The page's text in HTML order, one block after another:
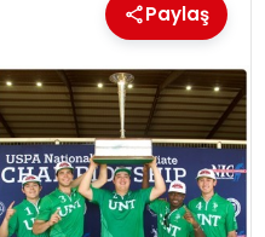
Paylaş